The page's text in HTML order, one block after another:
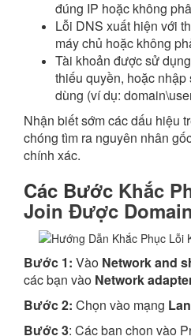
đúng IP hoặc không
Lỗi DNS xuất hiện với
máy chủ hoặc không
Tài khoản được sử
thiếu quyền, hoặc
dùng (ví dụ:
Nhận biết sớm các dấu hiệu
chóng tìm ra nguyên nhân
chính xác.
Các Bước Khắc
Join Được Domain
Bước 1: Vào Network and
các bạn vào Network
Bước 2: Chọn vào mạng
Bước 3: Các bạn chọn vào